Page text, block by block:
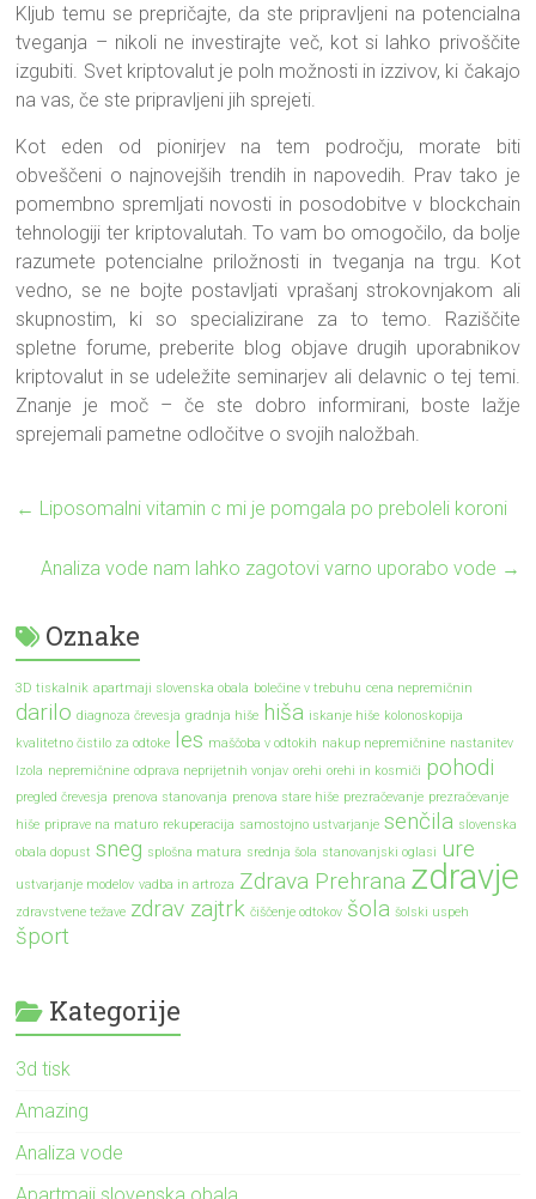
Kljub temu se prepričajte, da ste pripravljeni na potencialna
tveganja – nikoli ne investirajte več, kot si lahko privoščite
izgubiti. Svet kriptovalut je poln možnosti in izzivov, ki čakajo
na vas, če ste pripravljeni jih sprejeti.
Kot eden od pionirjev na tem področju, morate biti
obveščeni o najnovejših trendih in napovedih. Prav tako je
pomembno spremljati novosti in posodobitve v blockchain
tehnologiji ter kriptovalutah. To vam bo omogočilo, da bolje
razumete potencialne priložnosti in tveganja na trgu. Kot
vedno, se ne bojte postavljati vprašanj strokovnjakom ali
skupnostim, ki so specializirane za to temo. Raziščite
spletne forume, preberite blog objave drugih uporabnikov
kriptovalut in se udeležite seminarjev ali delavnic o tej temi.
Znanje je moč – če ste dobro informirani, boste lažje
sprejemali pametne odločitve o svojih naložbah.
← Liposomalni vitamin c mi je pomgala po preboleli koroni
Analiza vode nam lahko zagotovi varno uporabo vode →
Oznake
3D tiskalnik apartmaji slovenska obala bolečine v trebuhu cena nepremičnin
darilo diagnoza črevesja gradnja hiše hiša iskanje hiše kolonoskopija
kvalitetno čistilo za odtoke les maščoba v odtokih nakup nepremičnine nastanitev
Izola nepremičnine odprava neprijetnih vonjav orehi orehi in kosmiči pohodi
pregled črevesja prenova stanovanja prenova stare hiše prezračevanje prezračevanje
hiše priprave na maturo rekuperacija samostojno ustvarjanje senčila slovenska
obala dopust sneg splošna matura srednja šola stanovanjski oglasi ure
ustvarjanje modelov vadba in artroza Zdrava Prehrana zdravje
zdravstvene težave zdrav zajtrk čiščenje odtokov šola šolski uspeh
šport
Kategorije
3d tisk
Amazing
Analiza vode